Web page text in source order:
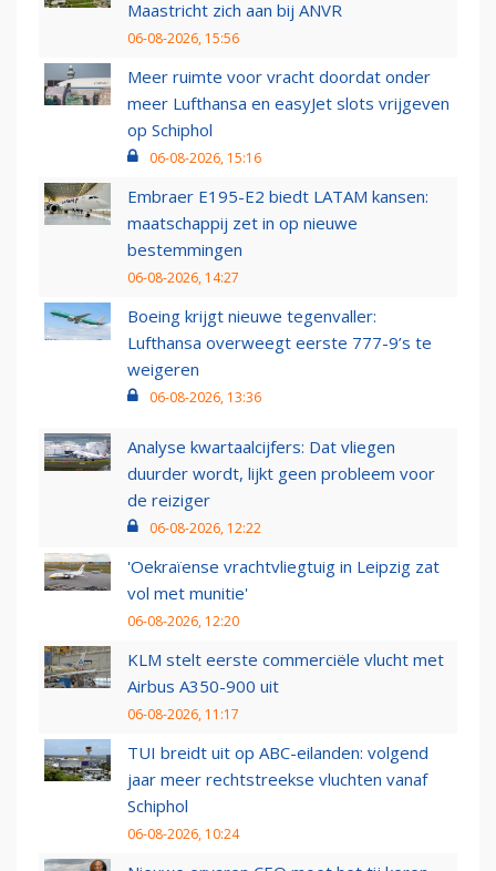
Maastricht zich aan bij ANVR
06-08-2026, 15:56
Meer ruimte voor vracht doordat onder
meer Lufthansa en easyJet slots vrijgeven
op Schiphol
06-08-2026, 15:16
Embraer E195-E2 biedt LATAM kansen:
maatschappij zet in op nieuwe
bestemmingen
06-08-2026, 14:27
Boeing krijgt nieuwe tegenvaller:
Lufthansa overweegt eerste 777-9’s te
weigeren
06-08-2026, 13:36
Analyse kwartaalcijfers: Dat vliegen
duurder wordt, lijkt geen probleem voor
de reiziger
06-08-2026, 12:22
'Oekraïense vrachtvliegtuig in Leipzig zat
vol met munitie'
06-08-2026, 12:20
KLM stelt eerste commerciële vlucht met
Airbus A350-900 uit
06-08-2026, 11:17
TUI breidt uit op ABC-eilanden: volgend
jaar meer rechtstreekse vluchten vanaf
Schiphol
06-08-2026, 10:24